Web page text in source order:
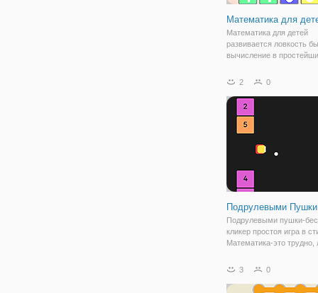
Математика для
Математика для детей
развивается ловкость
вычисление в
занимательной игры
дней, чтобы выполнить
расчет только с
2 0
Подрулевыми Пушки
Подрулевыми пушки-
кликер простоя игра в
Математика-это трудно,
тяжело и в Flappy пушки
эти трудно овладеть
3 0